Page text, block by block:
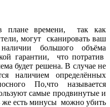
плане времени, так как
могут сканировать ваш
большого объёма
гарантии, что потратив
будет решена. В случае не
наличием определённых
По,что называется
самые продвинутые и
же есть минусы можно убить